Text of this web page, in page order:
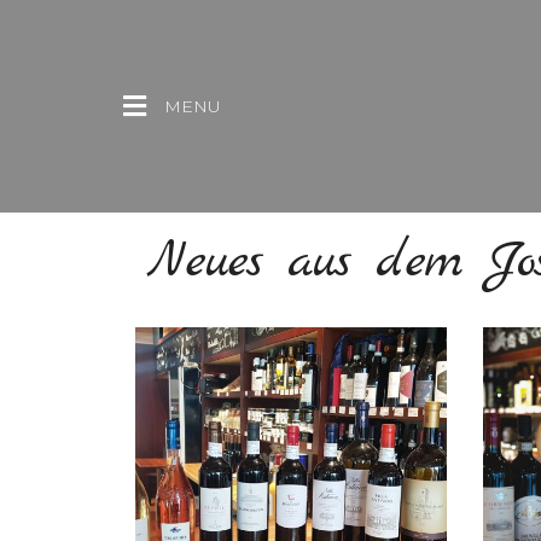
MENU
Neues aus dem